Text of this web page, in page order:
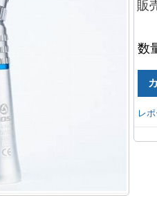
販
数
レ